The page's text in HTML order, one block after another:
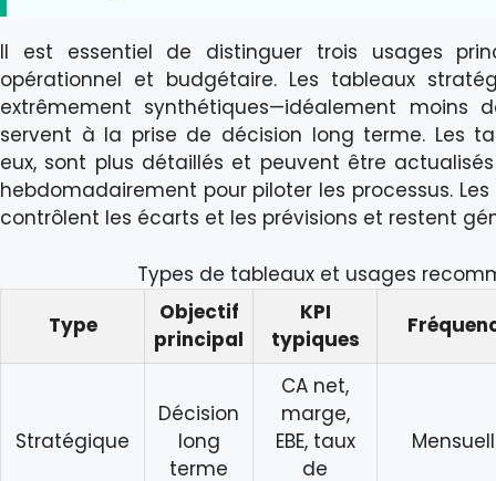
Il est essentiel de distinguer trois usages
opérationnel et budgétaire. Les tableaux
extrêmement synthétiques—idéalement moins
servent à la prise de décision long terme. Les
eux, sont plus détaillés et peuvent être
hebdomadairement pour piloter les processus.
contrôlent les écarts et les prévisions et restent
Types de tableaux et usages
Type
Objectif
principal
KPI
typiques
Stratégique
Décision
long
terme
CA net,
marge,
EBE, taux
de